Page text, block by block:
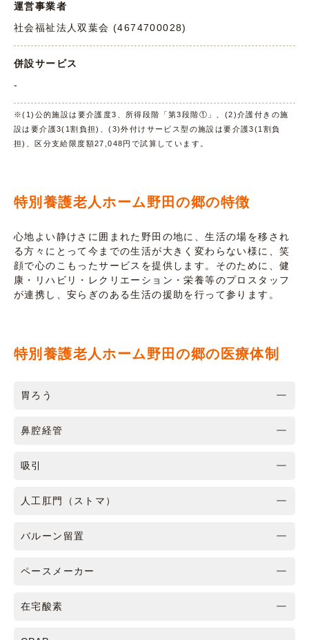
運営事業者
社会福祉法人双葉会 (4674700028)
併設サービス
-
※(1)公的施設は要介護度3、所得段階「第3段階①」、(2)介護付きの施
設は要介護3(1割負担)、(3)外付けサービス型の施設は要介護3(1割負
担)、区分支給限度額27,048円で試算しています。
特別養護老人ホーム野田の郷の特徴
心地よい静けさに囲まれた野田の地に、生活の場を移され
る方々にとって今までの生活が大きく変わらない様に、笑
顔で心のこもったサービスを提供します。そのために、健
康・リハビリ・レクリエーション・栄養等のプロスタッフ
が連携し、安らぎのある生活の援助を行って参ります。
特別養護老人ホーム野田の郷の医療体制
胃ろう
鼻腔経管
吸引
人工肛門（ストマ）
バルーン留置
ペースメーカー
在宅酸素